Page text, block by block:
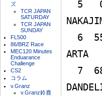
ズ
TCR JAPAN
SATURDAY
TCR JAPAN
SUNDAY
FL500
86/BRZ Race
MEC120 Minutes
Enduarance
Challenge
CS2
コラム
v.Granz
v.Granz鈴鹿
ARTA